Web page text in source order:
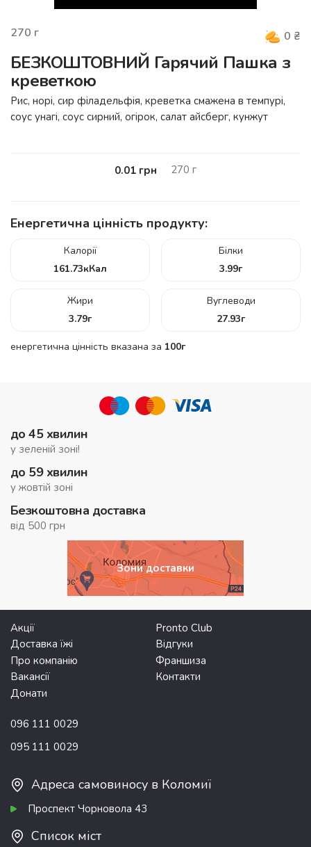
270 г 0 ₴
БЕЗКОШТОВНИЙ Гарячий Пашка з
креветкою
Рис, норі, сир філадельфія, креветка смажена в темпурі,
соус унагі, соус сирний, огірок, салат айсберг, кунжут
0.01 грн 270 г
Енергетична цінність продукту:
Калорії
161.73кКал
Білки
3.99г
Жири
3.79г
Вуглеводи
27.93г
енергетична цінність вказана за 100г
до 45 хвилин
у зеленій зоні!
до 59 хвилин
у жовтій зоні
Безкоштовна доставка
від 500 грн
Зони доставки
Акції
Pronto Club
Доставка їжі
Відгуки
Про компанію
Франшиза
Вакансії
Контакти
Донати
096 111 0029
095 111 0029
Адреса самовиносу в Коломиї
Проспект Чорновола 43
Список міст